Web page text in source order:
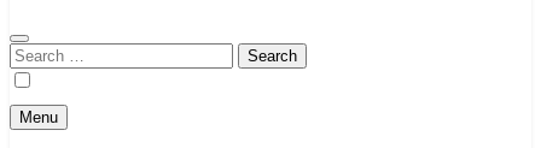
Search
for:
Menu